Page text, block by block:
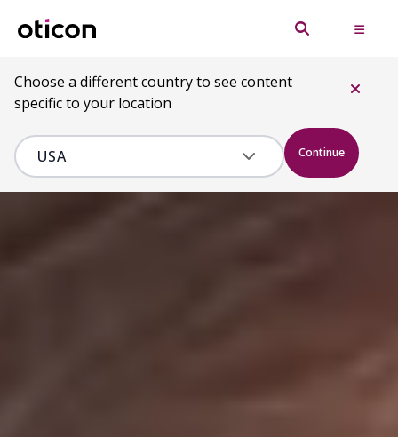
Choose a different country to see content
specific to your location
Continue